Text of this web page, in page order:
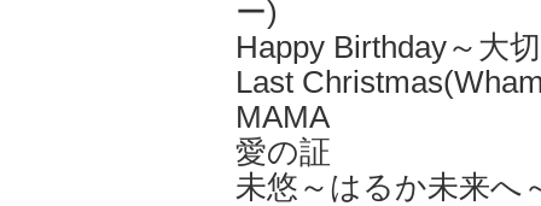
ー)
Happy Birthday～大
Last
MAMA
愛の証
未悠～はるか未来へ